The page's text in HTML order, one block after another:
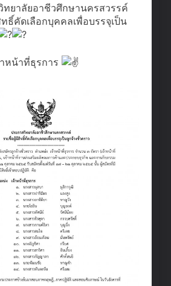
ทยาลัยอาชีวศึกษานครสวรรค์
ธิ์คัดเลือกบุคคลเพื่อบรรจุเป็น
หน้าที่ธุรการ